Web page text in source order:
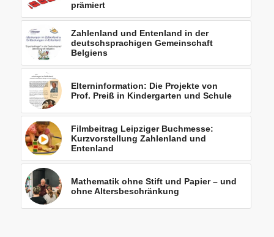
prämiert
Zahlenland und Entenland in der
deutschsprachigen Gemeinschaft
Belgiens
Elterninformation: Die Projekte von
Prof. Preiß in Kindergarten und Schule
Filmbeitrag Leipziger Buchmesse:
Kurzvorstellung Zahlenland und
Entenland
Mathematik ohne Stift und Papier – und
ohne Altersbeschränkung